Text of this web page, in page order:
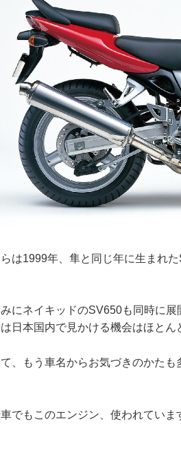
は1999年、隼と同じ年に生まれ
にネイキッドのSV650も同時に
日本国内で見かける機会はほとん
、もう車名からお気づきのかた
でもこのエンジン、使われていま